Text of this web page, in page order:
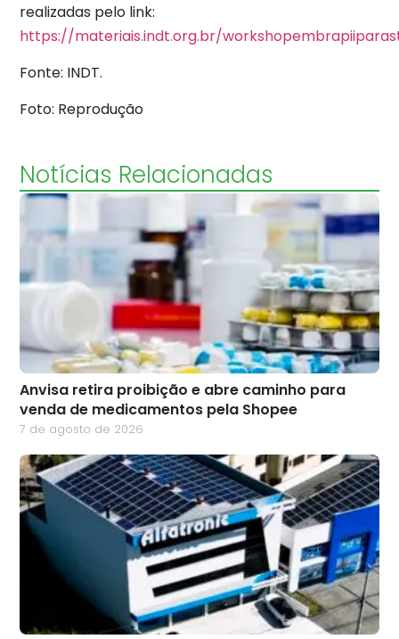
realizadas pelo link:
https://materiais.indt.org.br/
Fonte: INDT.
Foto: Reprodução
Notícias Relacionadas
Anvisa retira proibição e abre caminho para
venda de medicamentos pela Shopee
7 de agosto de 2026